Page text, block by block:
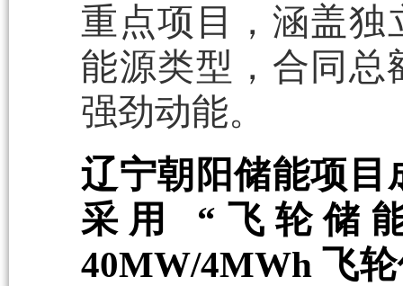
重点项目，涵盖独
能源类型，合同总
强劲动能。
辽宁朝阳储能项目
采用 “飞轮储
40MW/4MWh 飞